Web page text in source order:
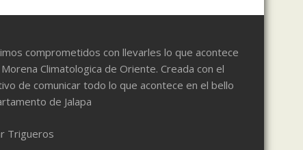
comprometidos con llevarles lo que acontece
Morena Climatologica de Oriente. Creada con el
de comunicar todo lo que acontece en el bello
de Jalapa
Trigueros